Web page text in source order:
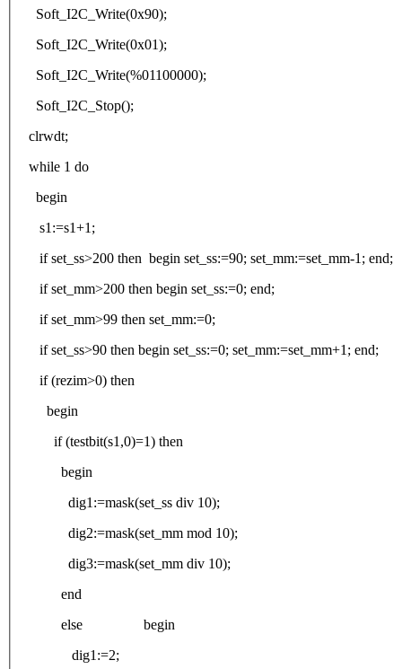
Soft_I2C_Write(0x90);
Soft_I2C_Write(0x01);
Soft_I2C_Write(%01100000);
Soft_I2C_Stop();
clrwdt;
while 1 do
begin
s1:=s1+1;
if set_ss>200 then begin set_ss:=90; set_mm:=set_mm-1; end;
if set_mm>200 then begin set_ss:=0; end;
if set_mm>99 then set_mm:=0;
if set_ss>90 then begin set_ss:=0; set_mm:=set_mm+1; end;
if (rezim>0) then
begin
if (testbit(s1,0)=1) then
begin
dig1:=mask(set_ss div 10);
dig2:=mask(set_mm mod 10);
dig3:=mask(set_mm div 10);
end
else begin
dig1:=2;